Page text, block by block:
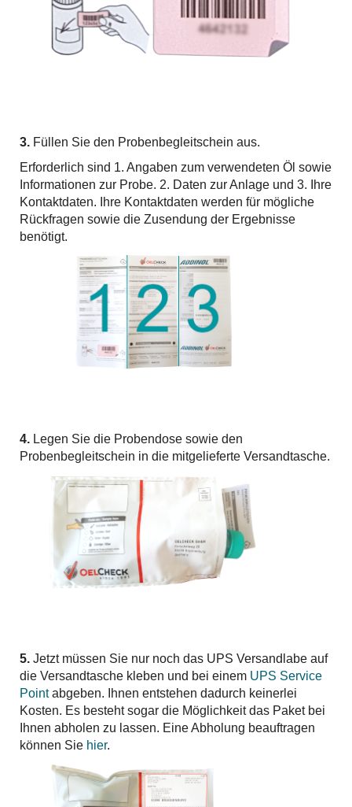
3. Füllen Sie den Probenbegleitschein aus.
Erforderlich sind 1. Angaben zum verwendeten Öl sowie
Informationen zur Probe. 2. Daten zur Anlage und 3. Ihre
Kontaktdaten. Ihre Kontaktdaten werden für mögliche
Rückfragen sowie die Zusendung der Ergebnisse
benötigt.
4. Legen Sie die Probendose sowie den
Probenbegleitschein in die mitgelieferte Versandtasche.
5. Jetzt müssen Sie nur noch das UPS Versandlabe auf
die Versandtasche kleben und bei einem UPS Service
Pointabgeben. Ihnen entstehen dadurch keinerlei
Kosten. Es besteht sogar die Möglichkeit das Paket bei
Ihnen abholen zu lassen. Eine Abholung beauftragen
können Sie hier.